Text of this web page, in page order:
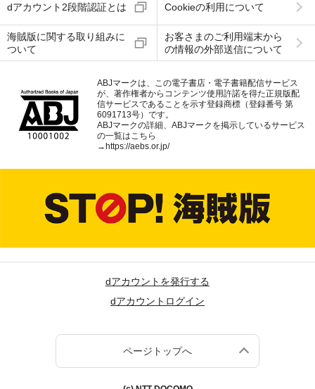
dアカウント2段階認証とは Cookieの利用について
海賊版に関する取り組みに
ついて
お客さまのご利用端末から
の情報の外部送信について
ABJマークは、この電子書店・電子書籍配信サービス
が、著作権者からコンテンツ使用許諾を得た正規版配
信サービスであることを示す登録商標（登録番号 第
6091713号）です。
ABJマークの詳細、ABJマークを掲示しているサービス
の一覧はこちら
→https://aebs.or.jp/
dアカウントを発行する
dアカウントログイン
ページトップへ